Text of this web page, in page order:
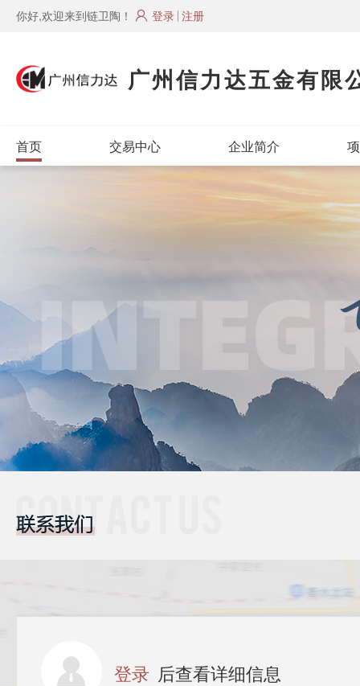
你好,欢迎来到链卫陶！ 登录 注册
广州信力达五金有限
首页 交易中心 企业简介
登录 后查看详细信息